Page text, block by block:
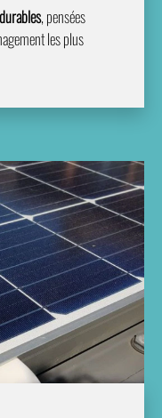
, pensées
les plus